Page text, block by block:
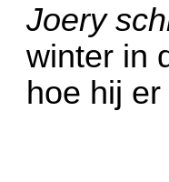
Joery
winter in
hoe hij